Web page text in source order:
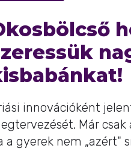
innovációként
Már
a gyerek nem „azért"